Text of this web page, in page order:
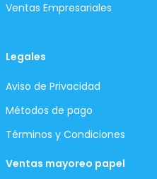
Ventas Empresariales
Legales
Aviso de Privacidad
Métodos de pago
Términos y Condiciones
Ventas mayoreo papel